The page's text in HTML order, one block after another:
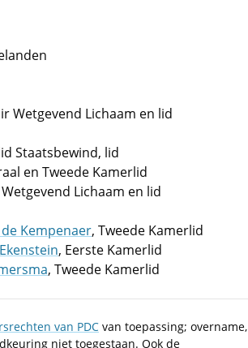
Wetgevend Lichaam en lid
Staatsbewind, lid
en Tweede Kamerlid
Lichaam en lid
Kempenaer, Tweede Kamerlid
, Eerste Kamerlid
, Tweede Kamerlid
van PDC van toepassing; overname,
niet toegestaan. Ook de